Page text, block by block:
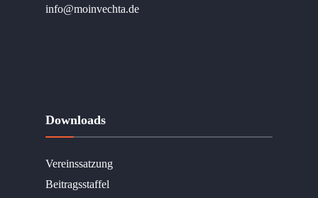
info@moinvechta.de
Downloads
Vereinssatzung
Beitragsstaffel